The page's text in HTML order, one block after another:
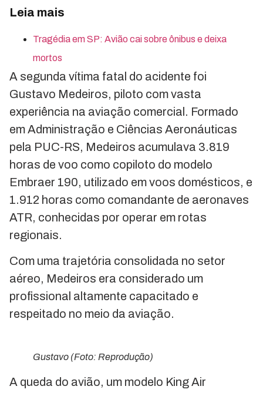
Leia mais
Tragédia em SP: Avião cai sobre ônibus e deixa
mortos
A segunda vítima fatal do acidente foi
Gustavo Medeiros, piloto com vasta
experiência na aviação comercial. Formado
em Administração e Ciências Aeronáuticas
pela PUC-RS, Medeiros acumulava 3.819
horas de voo como copiloto do modelo
Embraer 190, utilizado em voos domésticos, e
1.912 horas como comandante de aeronaves
ATR, conhecidas por operar em rotas
regionais.
Com uma trajetória consolidada no setor
aéreo, Medeiros era considerado um
profissional altamente capacitado e
respeitado no meio da aviação.
Gustavo (Foto: Reprodução)
A queda do avião, um modelo King Air